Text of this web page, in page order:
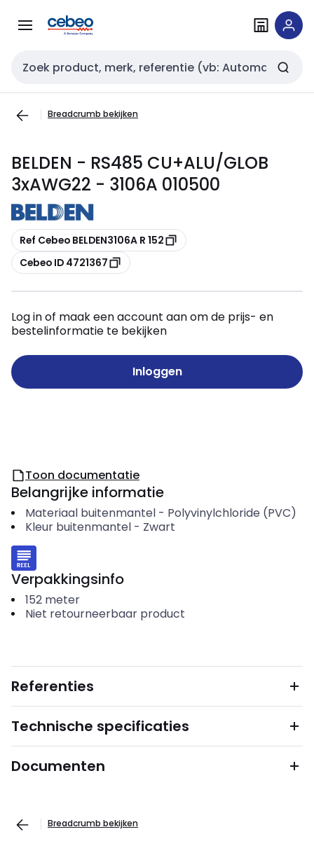
naar
naar
Zoekveld invoer
Breadcrumb bekijken
BELDEN - RS485 CU+ALU/GLOB
3xAWG22 - 3106A 010500
Kopiëren
Ref Cebeo BELDEN3106A R 152
Kopiëren
Cebeo ID 4721367
Log in of maak een account aan om de prijs- en
bestelinformatie te bekijken
Inloggen
Toon documentatie
Belangrijke informatie
Materiaal buitenmantel- Polyvinylchloride (PVC)
Kleur buitenmantel- Zwart
Verpakkingsinfo
152 meter
Niet retourneerbaar product
Referenties
Technische specificaties
Documenten
Breadcrumb bekijken